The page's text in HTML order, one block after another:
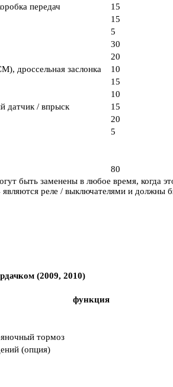
передач
15
15
5
30
20
дроссельная заслонка
10
15
10
датчик / впрыск
15
20
5
80
быть заменены в любое время, когда
реле / ​​выключателями и должны
(2009, 2010)
функция
тормоз
(опция)